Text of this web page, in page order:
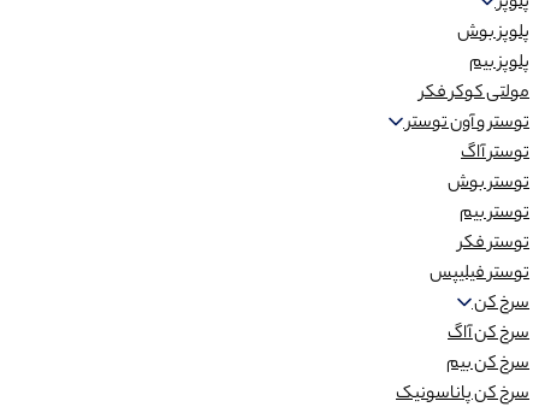
پلوپز بوش
پلوپز بیم
مولتی کوکر فکر
توستر و آون توستر
توستر آاگ
توستر بوش
توستر بیم
توستر فکر
توستر فیلیپس
سرخ کن
سرخ کن آاگ
سرخ کن بیم
سرخ کن پاناسونیک